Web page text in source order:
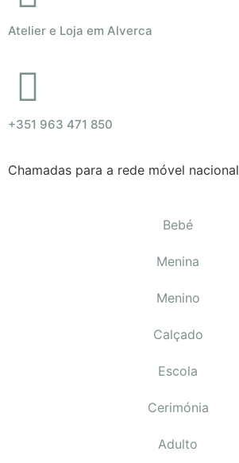
Atelier e Loja em Alverca
+351 963 471 850
Chamadas para a rede móvel nacional
Bebé
Menina
Menino
Calçado
Escola
Cerimónia
Adulto